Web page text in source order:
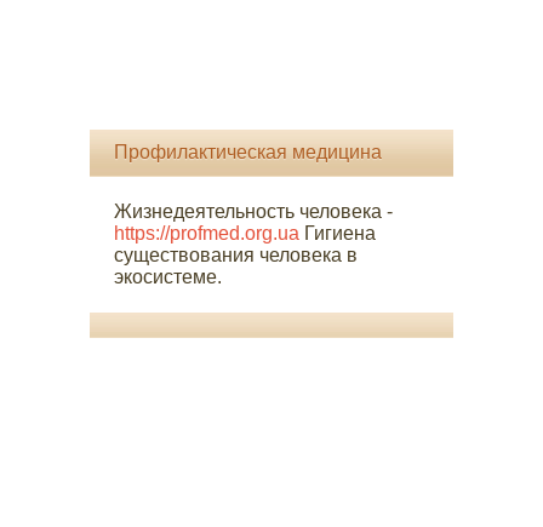
Профилактическая медицина
Жизнедеятельность человека -
https://profmed.org.ua Гигиена
существования человека в
экосистеме.